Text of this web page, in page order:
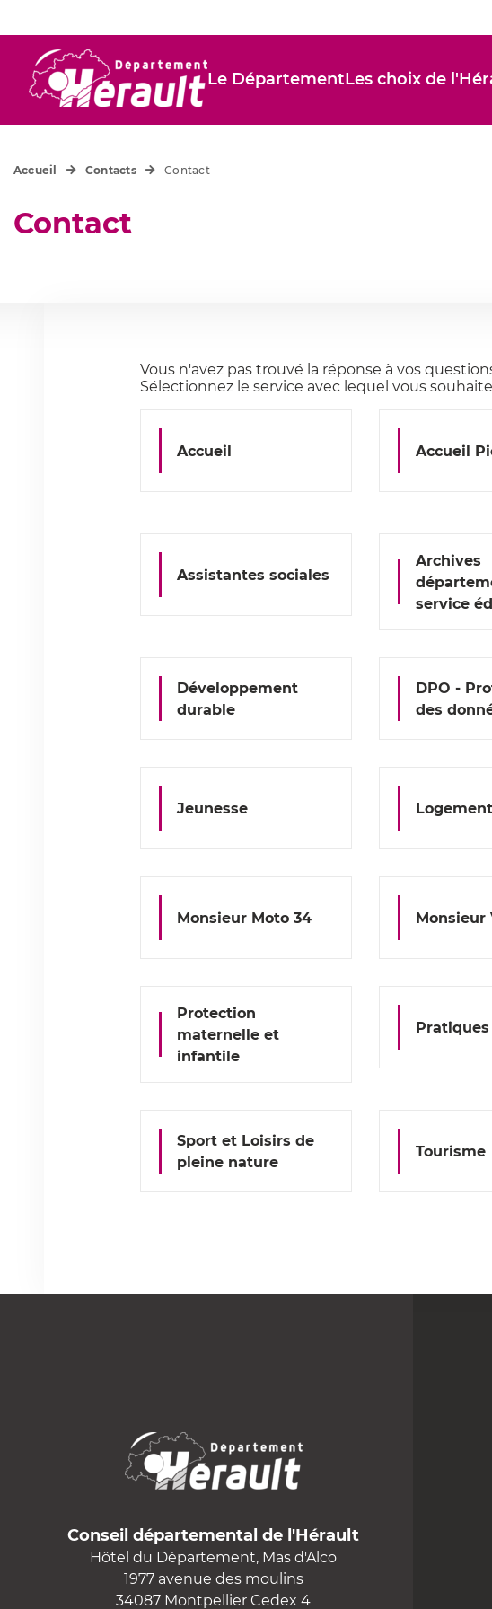
Le DépartementLes choix de
Contact
Accueil Contacts Contact
Vous n'avez pas trouvé la réponse à vos
Sélectionnez le service avec lequel vous
Accueil Accueil
Assistantes sociales
Archives
service
Développement
durable
DPO -
des
Jeunesse Logement
Monsieur Moto 34 Monsieur
Protection
maternelle et
infantile
Sport et Loisirs de
pleine nature
Tourisme
Conseil départemental de l'Hérault
Hôtel du Département, Mas d'Alco
1977 avenue des moulins
34087 Montpellier Cedex 4